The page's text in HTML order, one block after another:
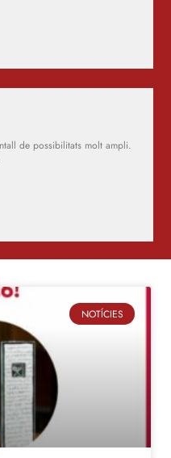
de possibilitats molt ampli.
NOTÍCIES